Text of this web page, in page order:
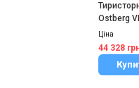
Ostberg
Ціна
44 328